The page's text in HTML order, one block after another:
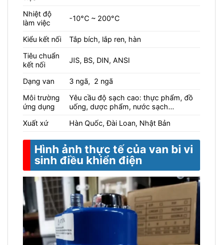
Nhiệt độ
làm việc
-10°C ~ 200°C
Kiểu kết nối
Tắp bích, lắp ren, hàn
Tiêu chuẩn
kết nối
JIS, BS, DIN, ANSI
Dạng van
3 ngã, 2 ngã
Môi trường
ứng dụng
Yêu cầu độ sạch cao: thực phẩm, đồ
uống, dược phẩm, nước sạch…
Xuất xứ
Hàn Quốc, Đài Loan, Nhật Bản
Hình ảnh thực tế của van bi vi
sinh điều khiển điện